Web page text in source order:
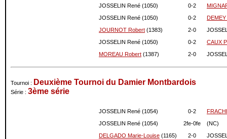
JOSSELIN René (1050)
0-2
JOSSELIN René (1050)
0-2
JOURNOT Robert (1383) 2-0
JOSSELIN René (1050)
0-2
CAUX
MOREAU Robert (1387) 2-0
Tournoi : Deuxième Tournoi du Damier Montbardois
Série : 3ème série
JOSSELIN René (1054) 0-2
JOSSELIN René (1054)
2fe-0fe
(NC)
DELGADO Marie-Louise (1165) 2-0